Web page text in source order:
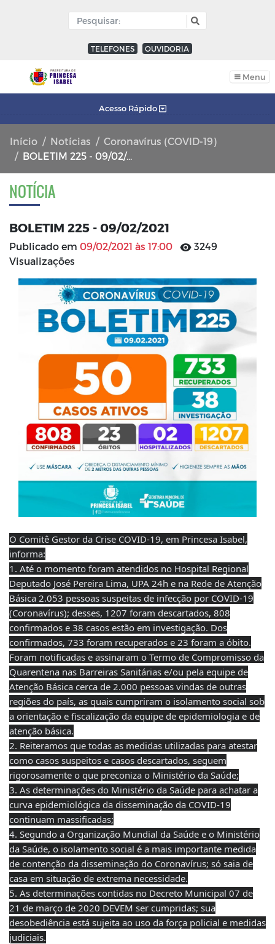
TELEFONES OUVIDORIA
Menu
Acesso Rápido
Início Notícias
Coronavírus (COVID-19)
BOLETIM 225 - 09/02/2021
NOTÍCIA
BOLETIM 225 - 09/02/2021
Publicado em 09/02/2021 às 17:00
3249
Visualizações
O Comitê Gestor da Crise COVID-19, em Princesa Isabel,
informa:
1. Até o momento foram atendidos no Hospital Regional
Deputado José Pereira Lima, UPA 24h e na Rede de Atenção
Básica 2.053 pessoas suspeitas de infecção por COVID-19
(Coronavírus); desses, 1207 foram descartados, 808
confirmados e 38 casos estão em investigação. Dos
confirmados, 733 foram recuperados e 23 foram a óbito.
Foram notificadas e assinaram o Termo de Compromisso da
Quarentena nas Barreiras Sanitárias e/ou pela equipe de
Atenção Básica cerca de 2.000 pessoas vindas de outras
regiões do país, as quais cumpriram o isolamento social sob
a orientação e fiscalização da equipe de epidemiologia e de
atenção básica.
2. Reiteramos que todas as medidas utilizadas para atestar
como casos suspeitos e casos descartados, seguem
rigorosamente o que preconiza o Ministério da Saúde;
3. As determinações do Ministério da Saúde para achatar a
curva epidemiológica da disseminação da COVID-19
continuam massificadas;
4. Segundo a Organização Mundial da Saúde e o Ministério
da Saúde, o isolamento social é a mais importante medida
de contenção da disseminação do Coronavírus; só saia de
casa em situação de extrema necessidade.
5. As determinações contidas no Decreto Municipal 07 de
21 de março de 2020 DEVEM ser cumpridas; sua
desobediência está sujeita ao uso da força policial e medidas
judiciais.